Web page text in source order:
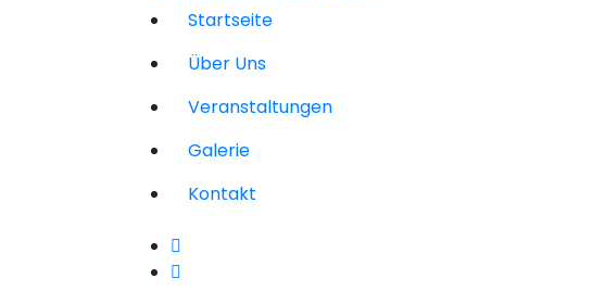
Startseite
Über Uns
Veranstaltungen
Galerie
Kontakt